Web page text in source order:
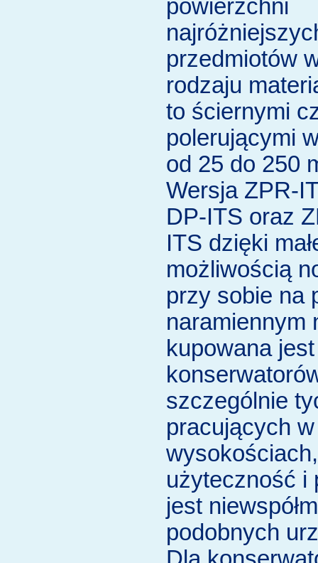
powierzchni
przedmiotów
rodzaju
to ściernymi
polerującymi
od 25 do 250
Wersja ZPR-
DP-ITS oraz
ITS dzięki
możliwością
przy sobie na
naramiennym
kupowana
szczególnie
pracujących
użyteczność i
jest
podobnych